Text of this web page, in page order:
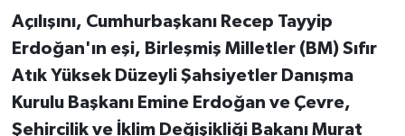
Açılışını, Cumhurbaşkanı Recep Tayyip
Erdoğan'ın eşi, Birleşmiş Milletler (BM) Sıfır
Atık Yüksek Düzeyli Şahsiyetler Danışma
Kurulu Başkanı Emine Erdoğan ve Çevre,
Şehircilik ve İklim Değişikliği Bakanı Murat